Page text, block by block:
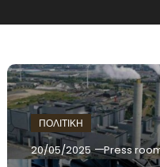
ΠΟΛΙΤΙΚΗ
20/05/2025 Press